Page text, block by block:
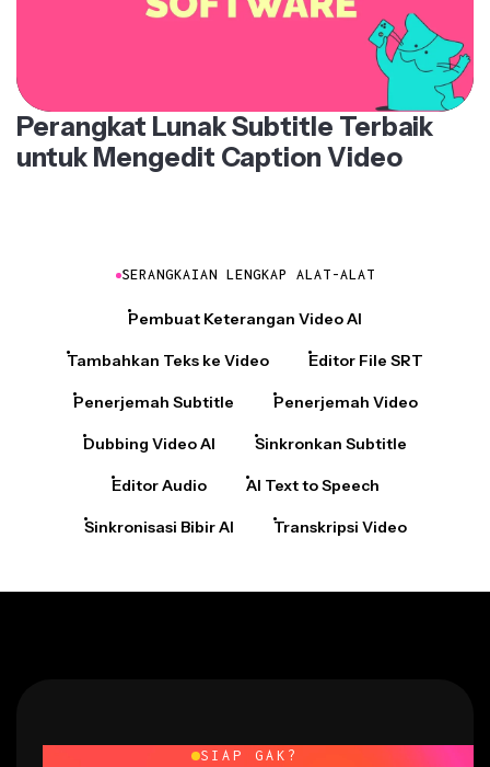
Perangkat Lunak Subtitle Terbaik
untuk Mengedit Caption Video
SERANGKAIAN LENGKAP ALAT-ALAT
Pembuat Keterangan Video AI
Tambahkan Teks ke Video Editor File SRT
Penerjemah Subtitle Penerjemah Video
Dubbing Video AI Sinkronkan Subtitle
Editor Audio AI Text to Speech
Sinkronisasi Bibir AI Transkripsi Video
SIAP GAK?